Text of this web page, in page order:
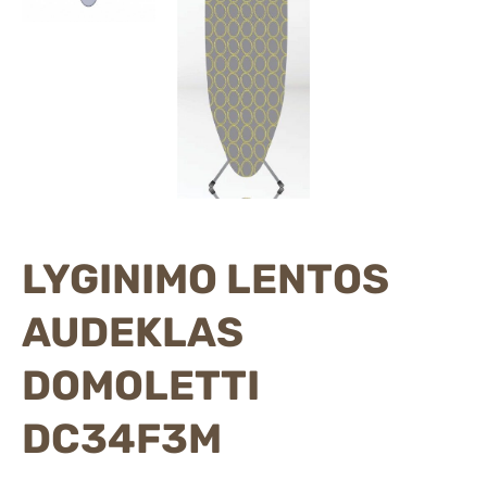
LYGINIMO LENTOS
AUDEKLAS
DOMOLETTI
DC34F3M